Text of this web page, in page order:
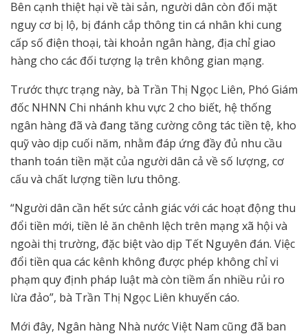
Bên cạnh thiệt hại về tài sản, người dân còn đối mặt
nguy cơ bị lộ, bị đánh cắp thông tin cá nhân khi cung
cấp số điện thoại, tài khoản ngân hàng, địa chỉ giao
hàng cho các đối tượng lạ trên không gian mạng.
Trước thực trạng này, bà Trần Thị Ngọc Liên, Phó Giám
đốc NHNN Chi nhánh khu vực 2 cho biết, hệ thống
ngân hàng đã và đang tăng cường công tác tiền tệ, kho
quỹ vào dịp cuối năm, nhằm đáp ứng đầy đủ nhu cầu
thanh toán tiền mặt của người dân cả về số lượng, cơ
cấu và chất lượng tiền lưu thông.
“Người dân cần hết sức cảnh giác với các hoạt động thu
đổi tiền mới, tiền lẻ ăn chênh lệch trên mạng xã hội và
ngoài thị trường, đặc biệt vào dịp Tết Nguyên đán. Việc
đổi tiền qua các kênh không được phép không chỉ vi
phạm quy định pháp luật mà còn tiềm ẩn nhiều rủi ro
lừa đảo”, bà Trần Thị Ngọc Liên khuyến cáo.
Mới đây, Ngân hàng Nhà nước Việt Nam cũng đã ban